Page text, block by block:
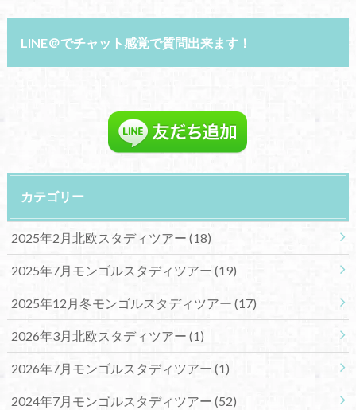
LINE＠でチャット感覚で質問出来ます！
カテゴリー
2025年2月北欧スタディツアー (18)
2025年7月モンゴルスタディツアー (19)
2025年12月冬モンゴルスタディツアー (17)
2026年3月北欧スタディツアー (1)
2026年7月モンゴルスタディツアー (1)
2024年7月モンゴルスタディツアー (52)